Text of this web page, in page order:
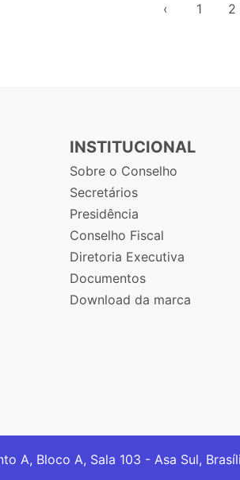
‹ 1 2
INSTITUCIONAL
Sobre o Conselho
Secretários
Presidência
Conselho Fiscal
Diretoria Executiva
Documentos
Download da marca
A, Bloco A, Sala 103 - Asa Sul,